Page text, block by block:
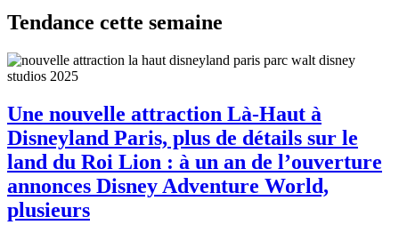
Tendance cette semaine
Une nouvelle attraction Là-Haut à
Disneyland Paris, plus de détails sur le
land du Roi Lion : à un an de l’ouverture
annonces Disney Adventure World,
plusieurs